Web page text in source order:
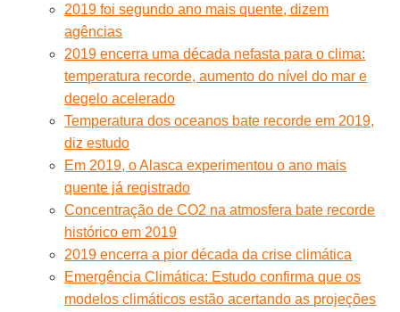
2019 foi segundo ano mais quente, dizem
agências
2019 encerra uma década nefasta para o clima:
temperatura recorde, aumento do nível do mar e
degelo acelerado
Temperatura dos oceanos bate recorde em 2019,
diz estudo
Em 2019, o Alasca experimentou o ano mais
quente já registrado
Concentração de CO2 na atmosfera bate recorde
histórico em 2019
2019 encerra a pior década da crise climática
Emergência Climática: Estudo confirma que os
modelos climáticos estão acertando as projeções